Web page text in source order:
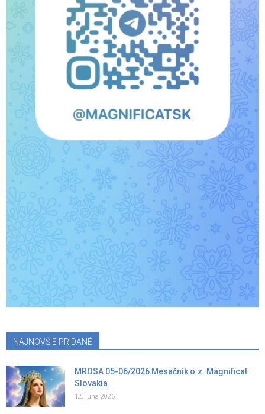
NAJNOVŠIE PRIDANÉ
MROSA 05-06/2026 Mesačník o.z. Magnificat
Slovakia
12. júna 2026